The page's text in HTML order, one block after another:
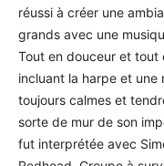
réussi à créer une
grands avec une
Tout en douceur et tout
incluant la harpe et
toujours calmes et
sorte de mur de son
fut interprétée avec